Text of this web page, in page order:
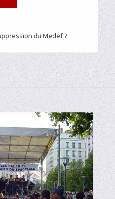
du Medef ?
les artistes
du spectacle.